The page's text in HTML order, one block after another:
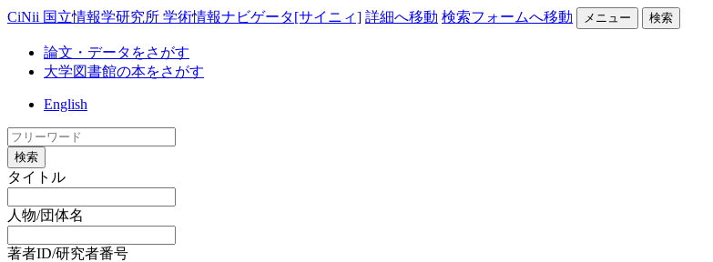
CiNii 国立情報学研究所 学術情報ナビゲータ[サイニィ] 詳細へ移動 検索フォームへ移動 メニュー 検索
論文・データをさがす
大学図書館の本をさがす
English
検索
タイトル
人物/団体名
著者ID/研究者番号